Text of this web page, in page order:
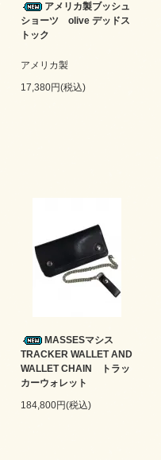
アメリカ製ブッシュ
ショーツ olive デッドス
トック
アメリカ製
17,380円(税込)
MASSESマシス
TRACKER WALLET AND
WALLET CHAIN トラッ
カーウォレット
184,800円(税込)